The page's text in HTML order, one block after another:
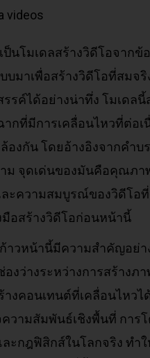
เป็นโมเดลสร้างวิดีโอจากข้
บมาเพื่อสร้างวิดีโอที่สมจริ
รรค์ได้อย่างน่าทึ่ง โมเดลนี้
ากที่มีการเคลื่อนไหวที่ต่อเ
องกัน โดยอ้างอิงจากคำบ
ม จุดเด่นของมันคือคุณภา
ละความสมบูรณ์ของวิดีโอ
มือสร้างวิดีโอก่อนหน้านี้
าวหน้านี้มีความสำคัญอย่า
องว่างระหว่างการสร้างภ
างคอนเทนต์ที่เคลื่อนไหวไ
ความสัมพันธ์เชิงพื้นที่ การ
ะกฎฟิสิกส์ในโลกจริง ทำ